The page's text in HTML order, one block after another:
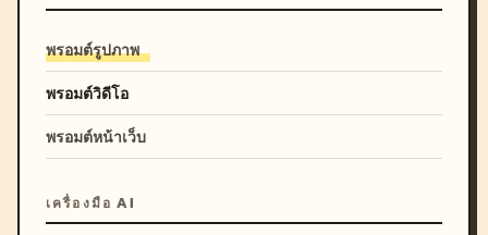
พรอมต์รูปภาพ
พรอมต์วิดีโอ
พรอมต์หน้าเว็บ
เครื่องมือ AI